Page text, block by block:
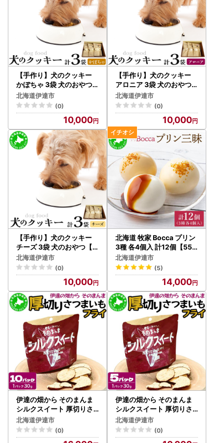
【手作り】犬のクッキー
かぼちゃ 3袋 犬のおやつ
【農福連携】【dti-005】
北海道 伊達市 ペットフー
ド ドックフード
北海道伊達市
(0)
10,000
【手作り】犬のクッキー
アロニア 3袋 犬のおやつ
【農福連携】【dti-004】
北海道 伊達市 ペットフー
ド ドックフード
北海道伊達市
(0)
10,000
【手作り】犬のクッキー
チーズ 3袋 犬のおやつ【
農福連携】【dti-003】北
海道 伊達市 ペットフード
ドックフード
北海道伊達市
(0)
10,000
北海道 牧家 Bocca プリン
3種 各4個入 計12個【552
50209】
北海道伊達市
(5)
14,000
伊達の畑から そのまんま
シルクスイート 厚切りさ
つまいもフライ １０パッ
クセット【upd-003】
北海道伊達市
(0)
伊達の畑から そのまんま
シルクスイート 厚切りさ
つまいもフライ ５パック
セット【upd-002】
北海道伊達市
(0)